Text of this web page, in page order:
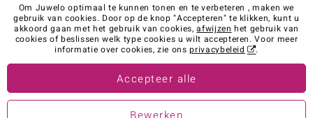
Algemene verkoopvoorwaarden Privacybeleid
Cookies
Colofon
Contact
Contract herroepen
Visit our stores in other countries:
Om Juwelo optimaal te kunnen tonen en te verbeteren , maken we
gebruik van cookies. Door op de knop "Accepteren" te klikken, kunt u
akkoord gaan met het gebruik van cookies,afwijzen het gebruik van
cookies of beslissen welk type cookies u wilt accepteren. Voor meer
informatie over cookies, zie onsprivacybeleid .
Accepteer alle